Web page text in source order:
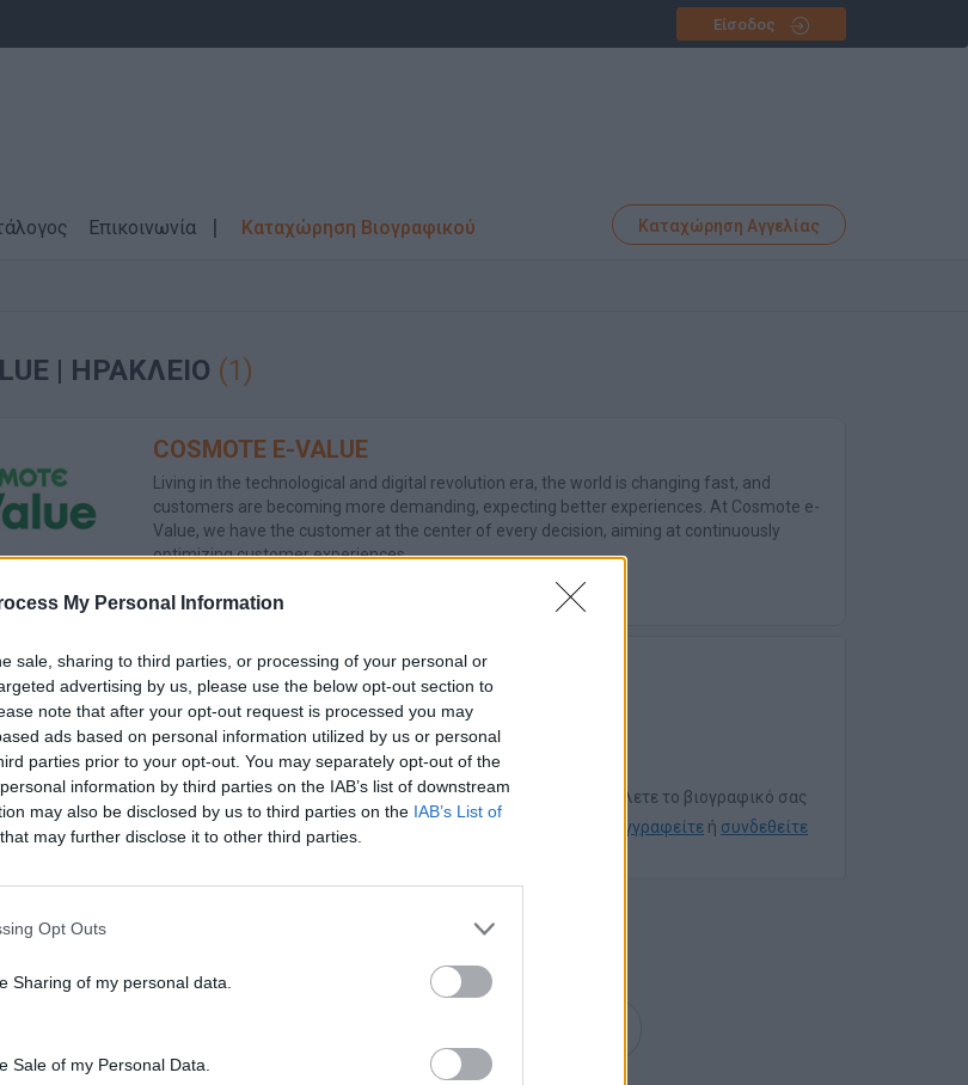
My Personal Information
sale, sharing to third parties, or processing of your personal or
advertising by us, please use the below opt-out section to
note that after your opt-out request is processed you may
ads based on personal information utilized by us or personal
parties prior to your opt-out. You may separately opt-out of the
information by third parties on the IAB’s list of downstream
may also be disclosed by us to third parties on the IAB’s List of
that may further disclose it to other third parties.
Opt Outs
Sharing of my personal data.
Sale of my Personal Data.
Είσοδος
Επικοινωνία Καταχώρηση Βιογραφικού Καταχώρηση Αγγελίας
| ΗΡΑΚΛΕΙΟ (1)
COSMOTE E-VALUE
Living in the technological and digital revolution era, the world is changing fast, and
customers are becoming more demanding, expecting better experiences. At Cosmote e-
Value, we have the customer at the center of every decision, aiming at continuously
optimizing customer experiences.
e-Value | Σύμβουλος Τηλεφωνικών
- ΗΡΑΚΛΕΙΟ
Υπηρεσίες
| Hybrid
Για να στείλετε το βιογραφικό σας
εγγραφείτε ή συνδεθείτε